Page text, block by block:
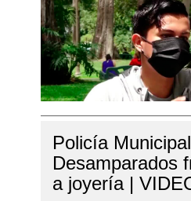
Policía
Desamparados
a joyería |